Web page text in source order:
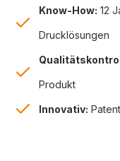
Know-How: 12
Drucklösungen
Produkt
Innovativ: